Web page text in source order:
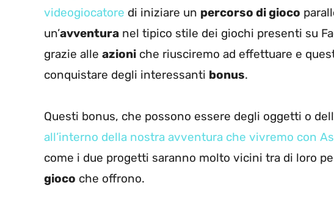
videogiocatore di iniziare un percorso di gioco
un’avventura nel tipico stile dei giochi presenti su
grazie alle azioni che riusciremo ad effettuare e
conquistare degli interessanti bonus.
Questi bonus, che possono essere degli oggetti o
all’interno della nostra avventura che vivremo con
come i due progetti saranno molto vicini tra di loro
gioco che offrono.